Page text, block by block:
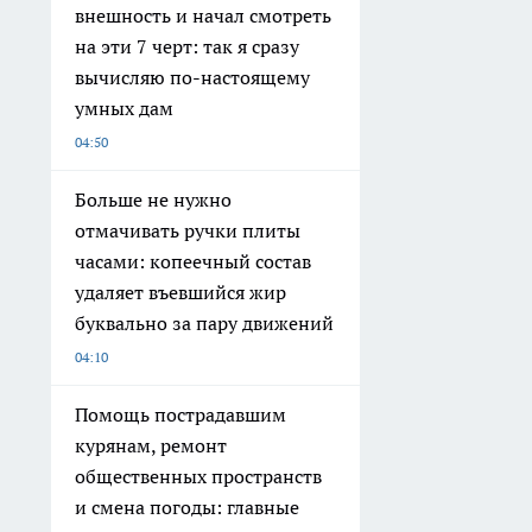
внешность и начал смотреть
на эти 7 черт: так я сразу
вычисляю по-настоящему
умных дам
04:50
Больше не нужно
отмачивать ручки плиты
часами: копеечный состав
удаляет въевшийся жир
буквально за пару движений
04:10
Помощь пострадавшим
курянам, ремонт
общественных пространств
и смена погоды: главные